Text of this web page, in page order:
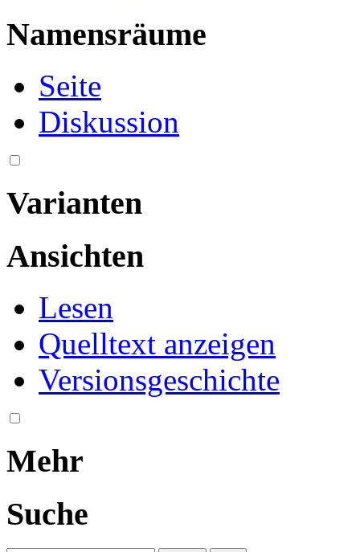
Namensräume
Seite
Diskussion
Varianten
Ansichten
Lesen
Quelltext anzeigen
Versionsgeschichte
Mehr
Suche